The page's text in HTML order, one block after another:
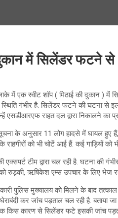
में सिलेंडर फटने
में एक स्वीट शॉप ( मिठाई की दुकान ) में
स्थिति गंभीर है. सिलेंडर फटने की घटना
राहत दल द्वारा निकालने का
के अनुसार 11 लोग हादसे में घायल हुए हैं,
राहगीरों को भी चोटें आई हैं. कई गाड़ियों को
टीम द्वारा चल रही है. घटना की
रुड़की, ऋषिकेश एम्स उपचार के लिए भेज
पुलिस मुख्यालय को मिलने के बाद
कर जांच पड़ताल चल रही है. बताया
कारण से सिलेंडर फटे इसकी जांच